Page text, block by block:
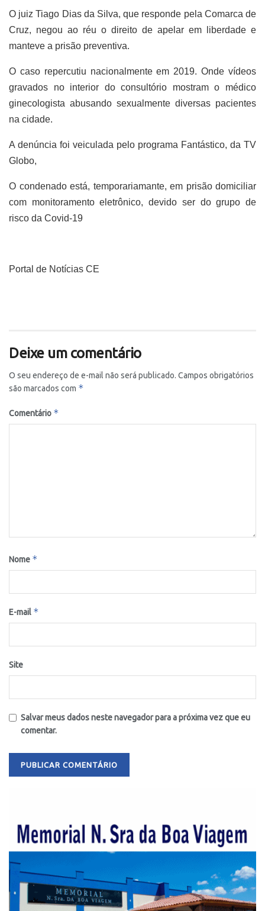
O juiz Tiago Dias da Silva, que responde pela Comarca de
Cruz, negou ao réu o direito de apelar em liberdade e
manteve a prisão preventiva.
O caso repercutiu nacionalmente em 2019. Onde vídeos
gravados no interior do consultório mostram o médico
ginecologista abusando sexualmente diversas pacientes
na cidade.
A denúncia foi veiculada pelo programa Fantástico, da TV
Globo,
O condenado está, temporariamante, em prisão domiciliar
com monitoramento eletrônico, devido ser do grupo de
risco da Covid-19
Portal de Notícias CE
Deixe um comentário
O seu endereço de e-mail não será publicado. Campos obrigatórios
são marcados com *
Comentário *
Nome *
E-mail *
Site
Salvar meus dados neste navegador para a próxima vez que eu
comentar.